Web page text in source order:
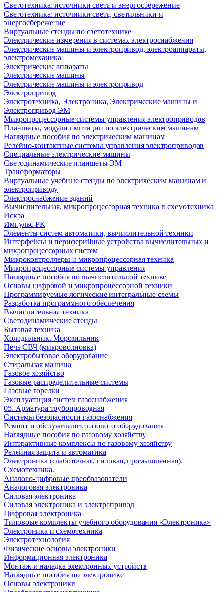
Светотехника: источники света и энергосбережение
Светотехника: источники света, светильники и
энергосбережение
Виртуальные стенды по светотехнике
Электрические измерения в системах электроснабжения
Электрические машины и электропривод, электроаппараты,
электромеханика
Электрические аппараты
Электрические машины
Электрические машины и электропривод
Электропривод
Электротехника, Электроника, Электрические машины и
Электропривод ЭМ
Микропроцессорные системы управления электроприводов
Планшеты, модули имитации по электрическим машинам
Наглядные пособия по электрическим машинам
Релейно-контактные системы управления электроприводов
Специальные электрические машины
Светодинамические планшеты ЭМ
Трансформаторы
Виртуальные учебные стенды по электрическим машинам и
электроприводу
Электроснабжение зданий
Вычислительная, микропроцессорная техника и схемотехника
Искра
Импульс-РК
Элементы систем автоматики, вычислительной техники
Интерфейсы и периферийные устройства вычислительных и
микропроцессорных систем
Микроконтроллеры и микропроцессорная техника
Микропроцессорные системы управления
Наглядные пособия по вычислительной технике
Основы цифровой и микропроцессорной техники
Программируемые логические интегральные схемы
Разработка программного обеспечения
Вычислительная техника
Светодинамические стенды
Бытовая техника
Холодильник. Морозильник
Печь СВЧ (микроволновка)
Электробытовое оборудование
Стиральная машина
Газовое хозяйство
Газовые распределительные системы
Газовые горелки
Эксплуатация систем газоснабжения
05. Арматура трубопроводная
Системы безопасности газоснабжения
Ремонт и обслуживание газового оборудования
Наглядные пособия по газовому хозяйству
Интерактивные комплексы по газовому хозяйству
Релейная защита и автоматика
Электроника (слаботочная, силовая, промышленная).
Схемотехника.
Аналого-цифровые преобразователи
Аналоговая электроника
Cиловая электроника
Cиловая электроника и электропривод
Цифровая электроника
Типовоые комплекты учебного оборудования «Электроника»
Электроника и схемотехника
Электротехнология
Физические основы электроники
Информационная электроника
Монтаж и наладка электронных устройств
Наглядные пособия по электронике
Основы электроники